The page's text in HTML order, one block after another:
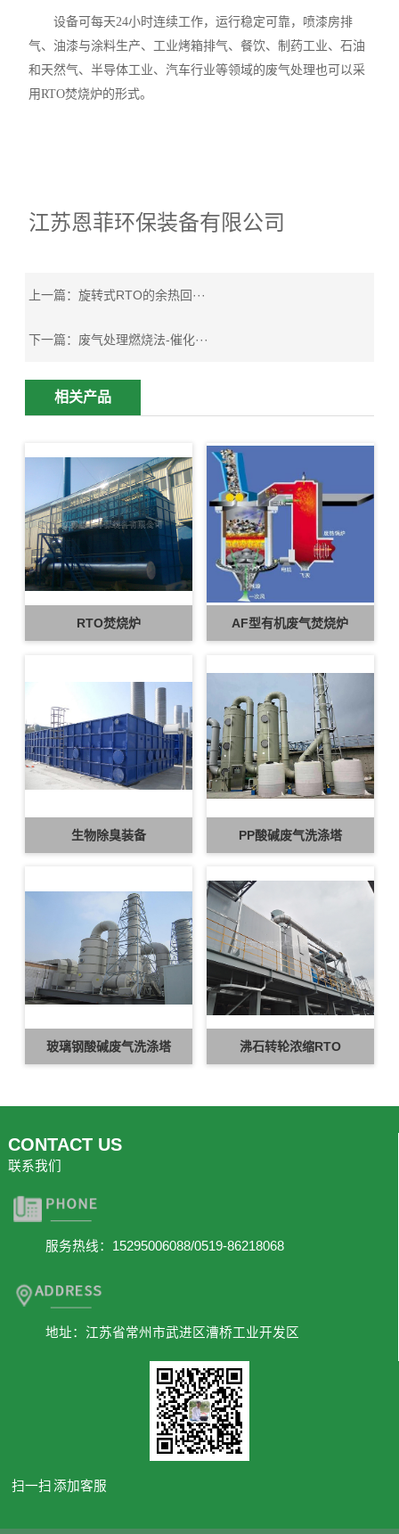
设备可每天24小时连续工作，运行稳定可靠，喷漆房排
气、油漆与涂料生产、工业烤箱排气、餐饮、制药工业、石油
和天然气、半导体工业、汽车行业等领域的废气处理也可以采
用RTO焚烧炉的形式。
江苏恩菲环保装备有限公司
上一篇：旋转式RTO的余热回···
下一篇： 废气处理燃烧法-催化···
相关产品
RTO焚烧炉 AF型有机废气焚烧炉
生物除臭装备 PP酸碱废气洗涤塔
玻璃钢酸碱废气洗涤塔 沸石转轮浓缩RTO
CONTACT US
联系我们
服务热线：15295006088/0519-86218068
地址：江苏省常州市武进区漕桥工业开发区
扫一扫 添加客服